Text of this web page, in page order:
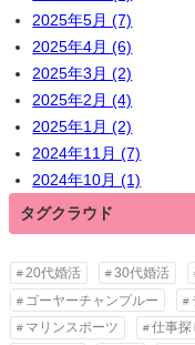
2025年5月 (7)
2025年4月 (6)
2025年3月 (2)
2025年2月 (4)
2025年1月 (2)
2024年11月 (7)
2024年10月 (1)
タグクラウド
20代婚活 30代婚活
ゴーヤーチャンプルー
マリンスポーツ
仕事探